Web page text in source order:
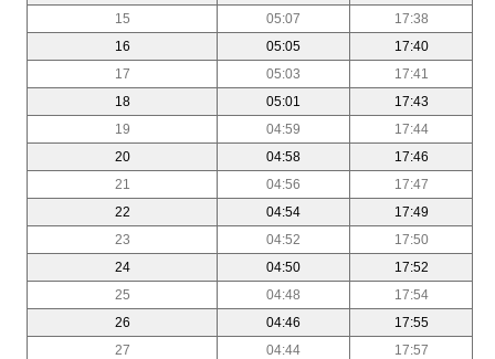
15
05:07
17:38
16
05:05
17:40
17
05:03
17:41
18
05:01
17:43
19
04:59
17:44
20
04:58
17:46
21
04:56
17:47
22
04:54
17:49
23
04:52
17:50
24
04:50
17:52
25
04:48
17:54
26
04:46
17:55
27
04:44
17:57